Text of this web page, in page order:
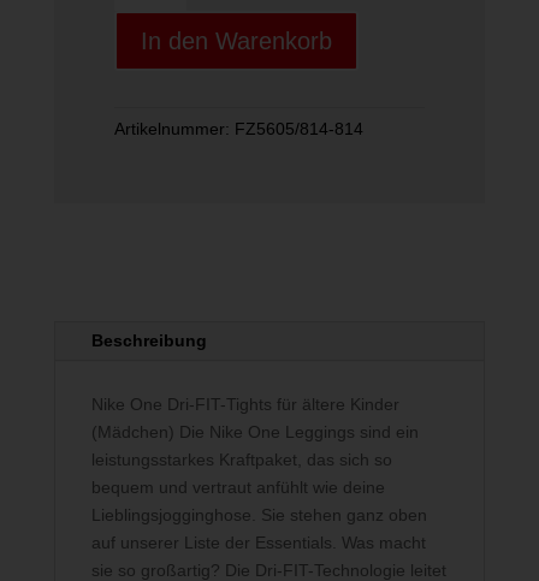
Big
Kids"
(Girls")
Menge
In den Warenkorb
Artikelnummer: FZ5605/814-814
Beschreibung
Nike One Dri-FIT-Tights für ältere Kinder
(Mädchen) Die Nike One Leggings sind ein
leistungsstarkes Kraftpaket, das sich so
bequem und vertraut anfühlt wie deine
Lieblingsjogginghose. Sie stehen ganz oben
auf unserer Liste der Essentials. Was macht
sie so großartig? Die Dri-FIT-Technologie leitet